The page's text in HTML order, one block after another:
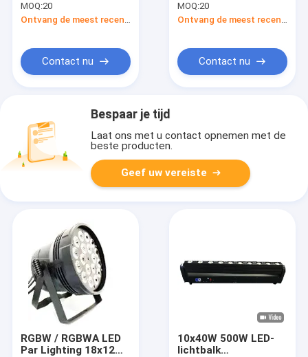
Display En
Bescherming
MOQ:20
Contact nu
voor dynamische
verlichting
MOQ:20
Contact nu
Bespaar je tijd
Laat ons met u contact opnemen met de
beste producten.
Geef uw vereiste
RGBW / RGBWA LED
Par Lighting 18x12W
10x40W 500W LED-
lichtbalk